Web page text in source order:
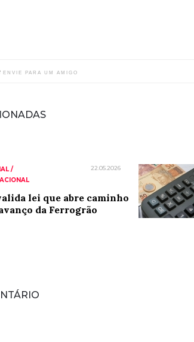
ENVIE PARA UM AMIGO
/
22.05.2026
lei que abre caminho
da Ferrogrão